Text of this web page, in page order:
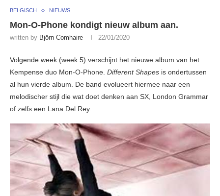
BELGISCH NIEUWS
Mon-O-Phone kondigt nieuw album aan.
written by Björn Comhaire 22/01/2020
Volgende week (week 5) verschijnt het nieuwe album van het
Kempense duo Mon-O-Phone. Different Shapes is ondertussen
al hun vierde album. De band evolueert hiermee naar een
melodischer stijl die wat doet denken aan SX, London Grammar
of zelfs een Lana Del Rey.